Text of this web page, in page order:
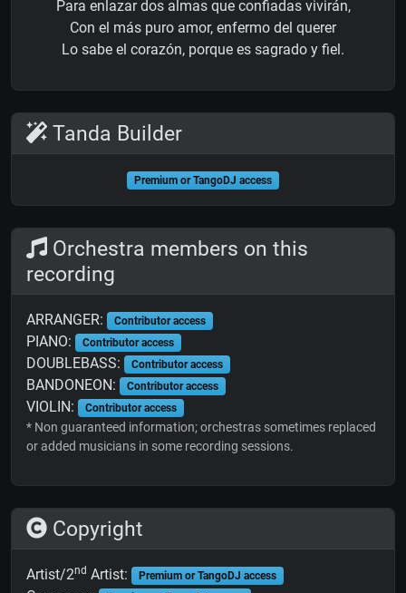
Para enlazar dos almas que confiadas vivirán,
Con el más puro amor, enfermo del querer
Lo sabe el corazón, porque es sagrado y fiel.
Tanda Builder
Premium or TangoDJ access
Orchestra members on this
recording
ARRANGER: Contributor access
PIANO: Contributor access
DOUBLEBASS: Contributor access
BANDONEON: Contributor access
VIOLIN: Contributor access
* Non guaranteed information; orchestras sometimes replaced
or added musicians in some recording sessions.
Copyright
Artist/2nd Artist: Premium or TangoDJ access